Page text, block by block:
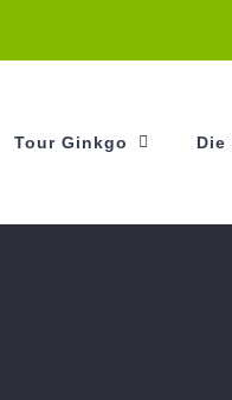
Tour Ginkgo Die